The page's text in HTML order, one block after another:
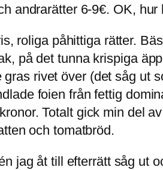
andrarätter 6-9€. OK,
roliga påhittiga rätter.
på det tunna krispiga
rivet över (det såg ut
foien från fettig
kronor. Totalt gick min del
och tomatbröd.
jag åt till efterrätt såg ut